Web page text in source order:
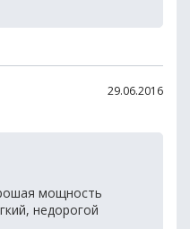
29.06.2016
мощность
недорогой